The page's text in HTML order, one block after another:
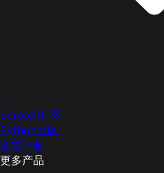
Scratch社区
Python社区
免费下载
更多产品